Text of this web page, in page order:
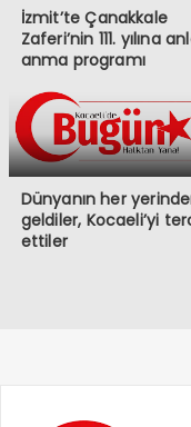
İzmit’te Çanakkale
Zaferi’nin 111. yılına
anma programı
Dünyanın her
geldiler, Kocaeli’yi
ettiler